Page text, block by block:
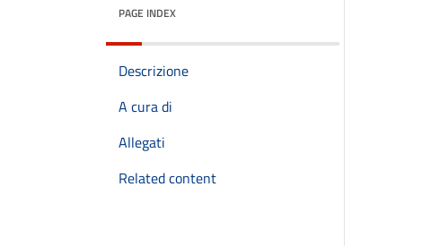
PAGE INDEX
Descrizione
A cura di
Allegati
Related content